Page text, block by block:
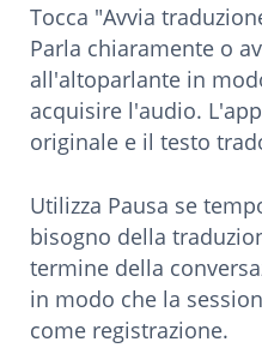
Tocca "Avvia
Parla chiaramente o
all'altoparlante in
acquisire l'audio.
originale e il testo
Utilizza Pausa se
bisogno della
termine della
in modo che la
come registrazione.